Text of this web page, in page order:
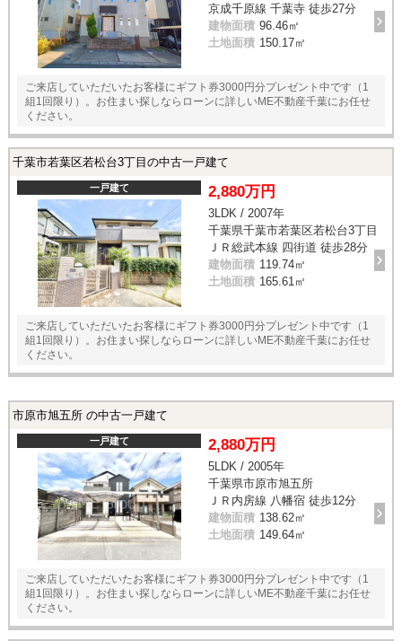
京成千原線 千葉寺 徒歩27分
建物面積 96.46㎡
土地面積 150.17㎡
ご来店していただいたお客様にギフト券3000円分プレゼント中です（1
組1回限り）。お住まい探しならローンに詳しいME不動産千葉にお任せ
ください。
千葉市若葉区若松台3丁目の中古一戸建て
一戸建て 2,880万円
3LDK / 2007年
千葉県千葉市若葉区若松台3丁目
ＪＲ総武本線 四街道 徒歩28分
建物面積 119.74㎡
土地面積 165.61㎡
ご来店していただいたお客様にギフト券3000円分プレゼント中です（1
組1回限り）。お住まい探しならローンに詳しいME不動産千葉にお任せ
ください。
市原市旭五所 の中古一戸建て
一戸建て 2,880万円
5LDK / 2005年
千葉県市原市旭五所
ＪＲ内房線 八幡宿 徒歩12分
建物面積 138.62㎡
土地面積 149.64㎡
ご来店していただいたお客様にギフト券3000円分プレゼント中です（1
組1回限り）。お住まい探しならローンに詳しいME不動産千葉にお任せ
ください。